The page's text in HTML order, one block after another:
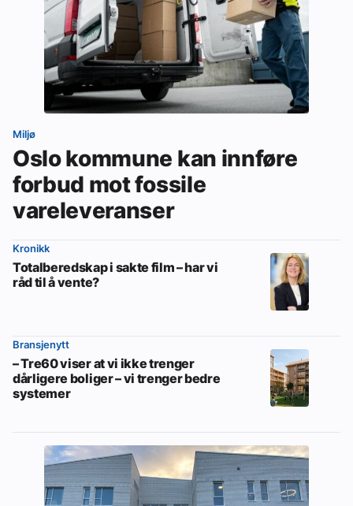
Miljø
Oslo kommune kan innføre
forbud mot fossile
vareleveranser
Kronikk
Totalberedskap i sakte film – har vi
råd til å vente?
Bransjenytt
– Tre60 viser at vi ikke trenger
dårligere boliger – vi trenger bedre
systemer